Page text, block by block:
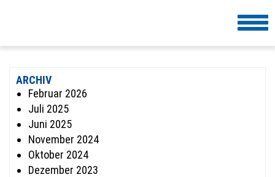
ARCHIV
Februar 2026
Juli 2025
Juni 2025
November 2024
Oktober 2024
Dezember 2023